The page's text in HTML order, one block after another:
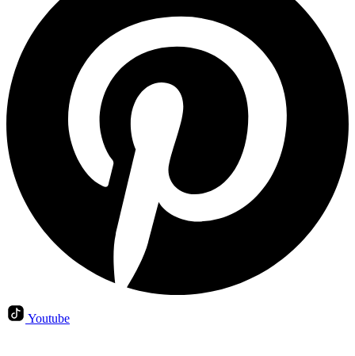
Youtube